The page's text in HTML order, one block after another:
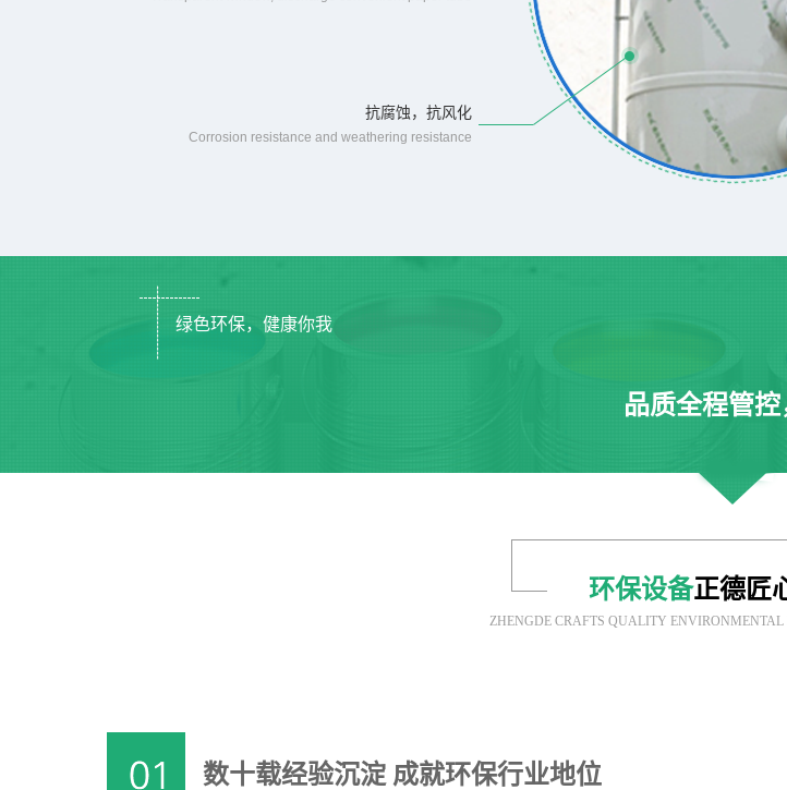
抗腐蚀，抗风化
Corrosion resistance and weathering resistance
绿色环保，健康你我
品质全程管
环保设备正德匠
ZHENGDE CRAFTS QUALITY
数十载经验沉淀 成就环保行业地位